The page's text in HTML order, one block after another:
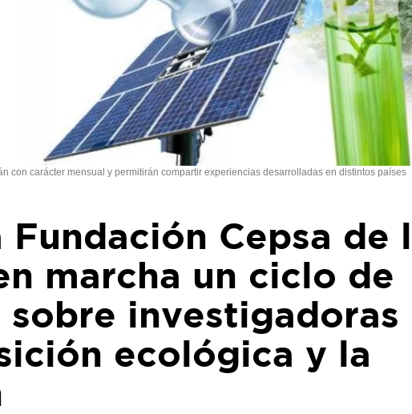
con carácter mensual y permitirán compartir experiencias desarrolladas en distintos países
Fundación Cepsa de
marcha un ciclo de
sobre investigadoras
ecológica y la